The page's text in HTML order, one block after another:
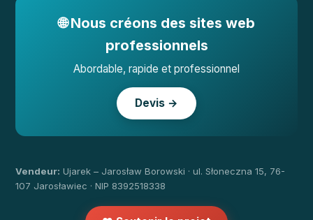
🌐 Nous créons des sites web
professionnels
Abordable, rapide et professionnel
Devis →
Vendeur: Ujarek – Jarosław Borowski · ul. Słoneczna 15, 76-
107 Jarosławiec · NIP 8392518338